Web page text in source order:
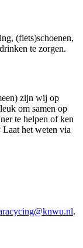
(fiets)schoenen,
te zorgen.
zijn wij op
om samen op
te helpen of ken
Laat het weten via
.